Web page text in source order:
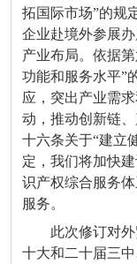
拓国际市场”的规
企业赴境外参展
产业布局。依据
功能和服务水平”
应，突出产业需
动，推动创新链
十六条关于“建立
定，我们将加快
识产权综合服务
服务。
此次修订对
十大和二十届三